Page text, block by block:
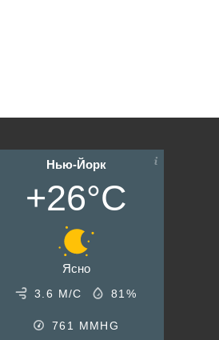
Нью-Йорк
+26°C
Ясно
3.6 М/С 81%
761 MMHG